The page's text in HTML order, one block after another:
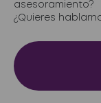
asesoramiento?
¿Quieres